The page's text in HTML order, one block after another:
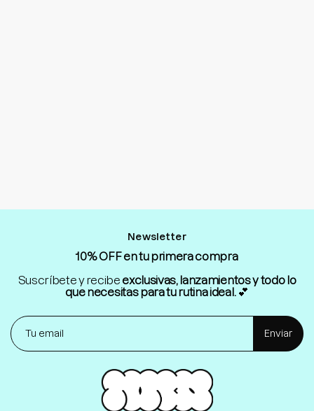
Newsletter
10% OFF en tu primera compra
Suscríbete y recibeexclusivas, lanzamientos y todo lo
que necesitas para tu rutina ideal.💕
Enviar